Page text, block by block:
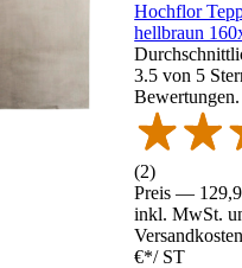
Hochflor
hellbraun
3.5 von 5
Bewertungen.
(2)
Preis —
inkl. MwSt.
€*/ ST